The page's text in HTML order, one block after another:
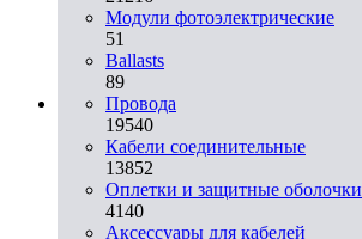
Модули фотоэлектрические
51
Ballasts
89
Провода
19540
Кабели соединительные
13852
Оплетки и защитные оболочки
4140
Аксессуары для кабелей